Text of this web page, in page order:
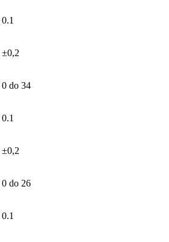
0.1
±0,2
0 do 34
0.1
±0,2
0 do 26
0.1